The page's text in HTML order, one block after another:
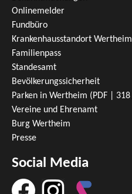
Onlinemelder
Fundbüro
Krankenhausstandort Wertheim
Familienpass
Standesamt
Bevölkerungssicherheit
Parken in Wertheim (PDF | 318
Vereine und Ehrenamt
Burg Wertheim
Presse
Social Media